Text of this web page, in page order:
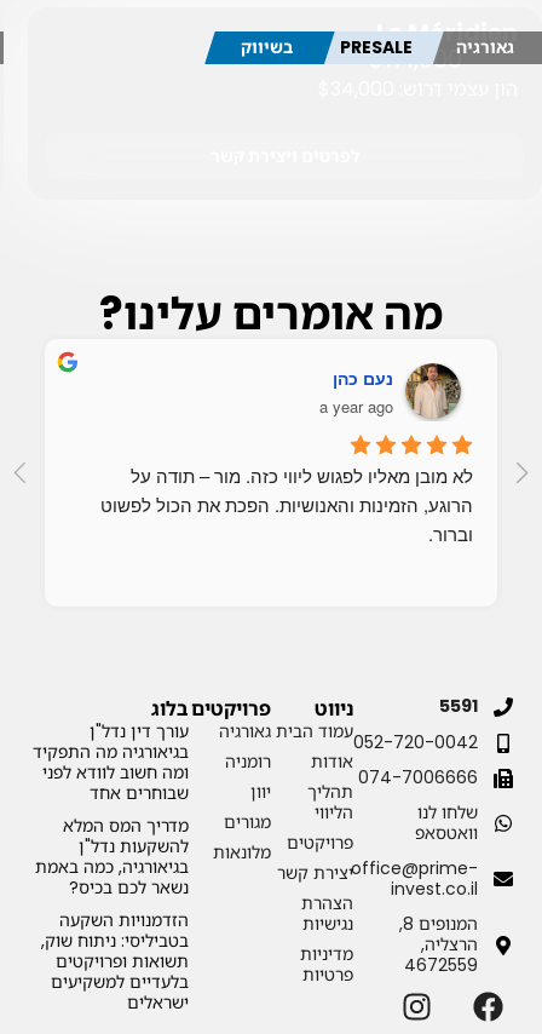
גאורגיה PRESALE בשיווק Le Méridien
החל מ-$171,000
מה אומרים עלינו?
נעם כהן
a year ago
וברור.
5591
052-720-0042
074-7006666
שלחו לנו
וואטסאפ
office@prime-
invest.co.il
המנופים 8,
הרצליה,
4672559
ניווט
עמוד הבית
אודות
תהליך
הליווי
פרויקטים
יצירת קשר
הצהרת
נגישיות
מדיניות
פרטיות
פרויקטים
גאורגיה
רומניה
יוון
מגורים
מלונאות
בלוג
עורך דין נדל"ן
בגיאורגיה מה התפקיד
ומה חשוב לוודא לפני
שבוחרים אחד
מדריך המס המלא
להשקעות נדל"ן
בגיאורגיה, כמה באמת
נשאר לכם בכיס?
הזדמנויות השקעה
בטביליסי: ניתוח שוק,
תשואות ופרויקטים
בלעדיים למשקיעים
ישראלים